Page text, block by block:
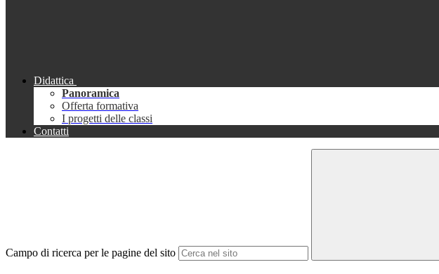
Didattica
Panoramica
Offerta formativa
I progetti delle classi
Contatti
Campo di ricerca per le pagine del sito